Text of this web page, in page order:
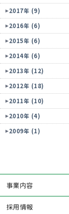
2017年 (9)
2016年 (6)
2015年 (6)
2014年 (6)
2013年 (12)
2012年 (18)
2011年 (10)
2010年 (4)
2009年 (1)
事業内容
採用情報